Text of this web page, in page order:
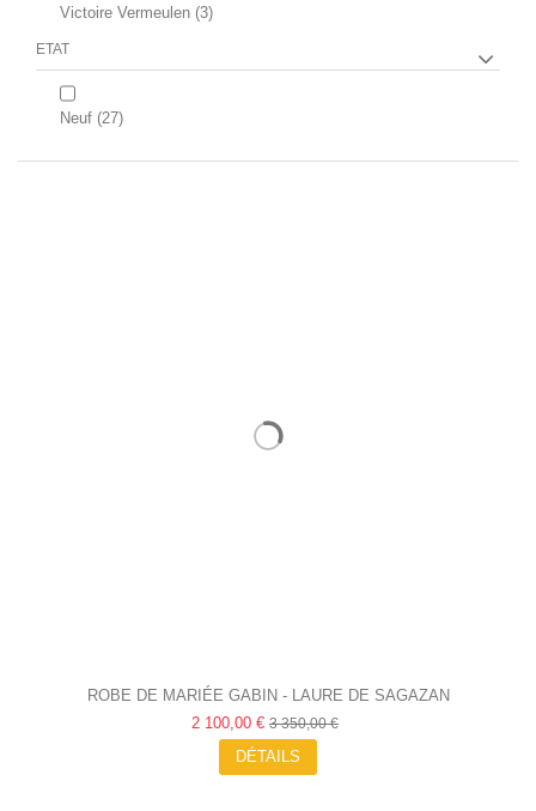
Victoire Vermeulen (3)
ETAT
Neuf (27)
ROBE DE MARIÉE GABIN - LAURE DE SAGAZAN
2 100,00 € 3 350,00 €
DÉTAILS